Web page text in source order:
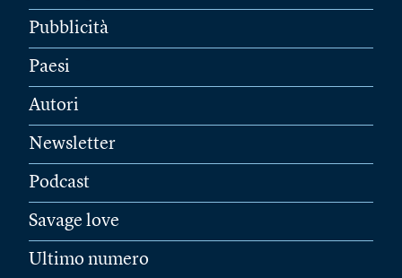
Pubblicità
Paesi
Autori
Newsletter
Podcast
Savage love
Ultimo numero